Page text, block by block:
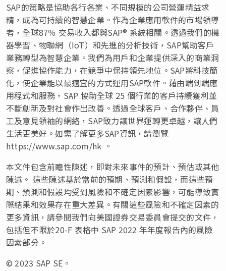
SAP的策略是協助各行各業、不同規模的公司營運精益求
精，成為可持續的智慧企業。作為企業應用軟件的市場領導
者，全球87％ 交易收入都與SAP® 系統相關。透過我們的機
器學習、物聯網（IoT）和先進的分析技術，SAP幫助客戶
業務轉型為智慧企業。我們為用戶和企業提供深入的商業洞
察，促進協作能力，在競爭中保持領先地位。SAP將科技簡
化，使企業能以最適宜的方式運用SAP軟件。藉由端到端應
用程式和服務，SAP 協助全球 25 個行業的客戶持續獲利並
不斷創新及對社會作出改善。透過全球客戶、合作夥伴、員
工及意見領袖的網絡，SAP致力讓世界運轉更卓越，讓人們
生活更美好。如需了解更多SAP資訊，請瀏覽
https://www.sap.com/hk 。
本文件包含前瞻性陳述，即對未來事件的預計、預估或其他
陳述。 這些陳述基於當前的預期、預測和假設，而這些預
期、預測和假設均受到風險和不確定因素影響，可能導致實
際結果和效果存在重大差異。有關這些風險和不確定因素的
更多資訊，請參閱我們向美國證券交易委員會提交的文件，
包括但不限於20-F 表格中 SAP 2022 年年度報告內的風險
因素部分。
© 2023 SAP SE。